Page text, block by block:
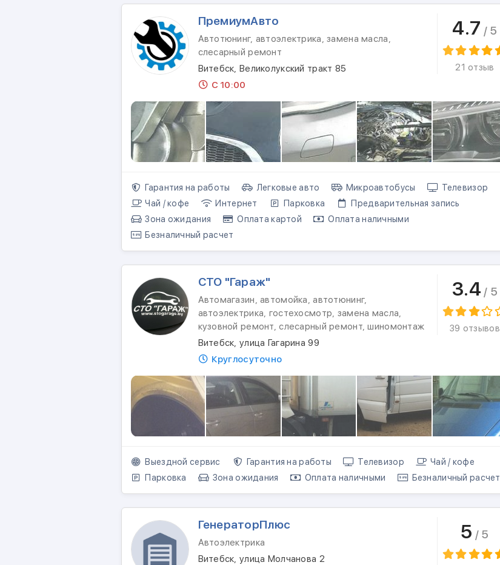
ПремиумАвто
Автотюнинг, автоэлектрика, замена масла,
слесарный ремонт
Витебск, Великолукский тракт 85
С 10:00
4.7 / 5
21 отзыв
Гарантия на работы Легковые авто Микроавтобусы
Телевизор
Чай / кофе
Интернет Парковка
Предварительная запись
Зона ожидания
Оплата картой
Оплата наличными
Безналичный расчет
СТО "Гараж"
Автомагазин, автомойка, автотюнинг,
автоэлектрика, гостехосмотр, замена масла,
кузовной ремонт, слесарный ремонт, шиномонтаж
Витебск, улица Гагарина 99
Круглосуточно
3.4 / 5
39 отзывов
Выездной сервис Гарантия на работы Телевизор
Чай / кофе
Парковка
Зона ожидания Оплата наличными Безналичный расчет
ГенераторПлюс
Автоэлектрика
Витебск, улица Молчанова 2
5 / 5